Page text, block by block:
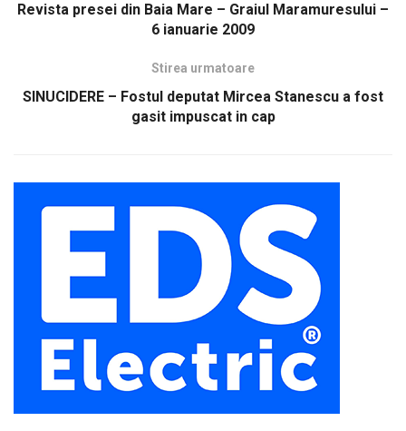
Revista presei din Baia Mare – Graiul Maramuresului –
6 ianuarie 2009
Stirea urmatoare
SINUCIDERE – Fostul deputat Mircea Stanescu a fost
gasit impuscat in cap